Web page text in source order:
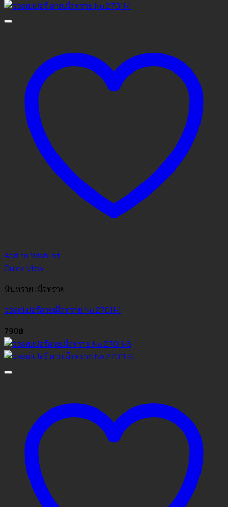
Add to Wishlist
Quick View
หินทราย เม็ดทราย
วอลเปเปอร์ลายเม็ดทราย No.27011-1
790฿